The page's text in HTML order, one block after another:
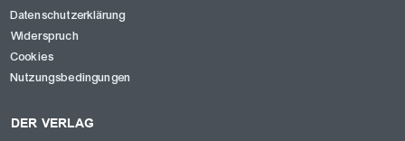
Datenschutzerklärung
Widerspruch
Cookies
Nutzungsbedingungen
DER VERLAG